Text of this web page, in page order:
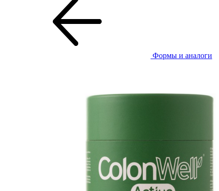
Формы и аналоги